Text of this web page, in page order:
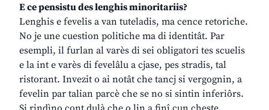
E ce pensistu des lenghis minoritariis?
Lenghis e fevelis a van tuteladis, ma cence retoriche.
No je une cuestion politiche ma di identitât. Par
esempli, il furlan al varès di sei obligatori tes scuelis
e la int e varès di fevelâlu a cjase, pes stradis, tal
ristorant. Invezit o ai notât che tancj si vergognin, a
fevelin par talian parcè che se no si sintin inferiôrs.